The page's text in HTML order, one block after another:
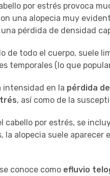
por estrés provoca
una alopecia muy
pérdida de densidad
de todo el cuerpo, suele
temporales (lo que
intensidad en la pérdida
, así como de la
cabello por estrés, se
la alopecia suele
conoce como efluvio